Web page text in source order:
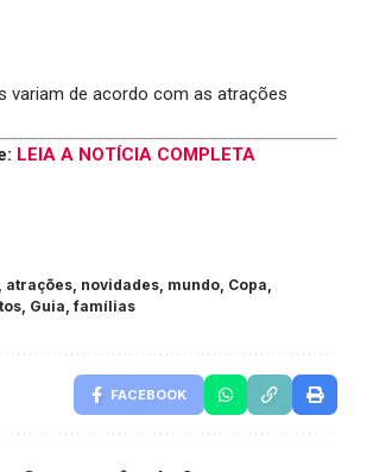
variam de acordo com as atrações
LEIA A NOTÍCIA COMPLETA
, atrações, novidades, mundo, Copa,
, Guia,famílias
FACEBOOK